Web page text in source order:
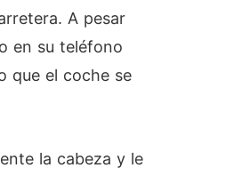
A pesar
en su teléfono
que el coche se
la cabeza y le